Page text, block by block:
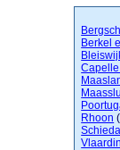
Berkel
Capelle
Rhoon